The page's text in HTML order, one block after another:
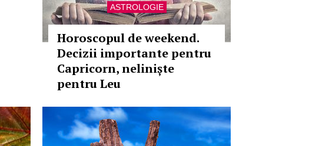
ASTROLOGIE
Horoscopul de weekend.
Decizii importante pentru
Capricorn, neliniște
pentru Leu